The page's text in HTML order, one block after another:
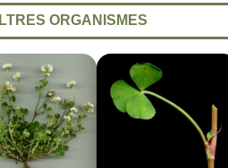
ORGANISMES